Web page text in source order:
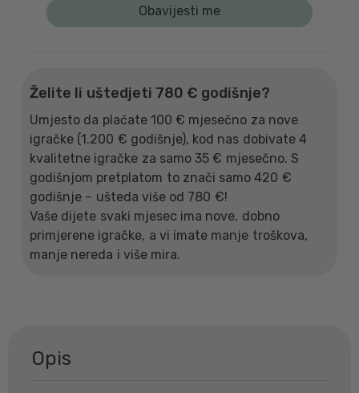
Želite li uštedjeti 780 € godišnje?
Umjesto da plaćate 100 € mjesečno za nove
igračke (1.200 € godišnje), kod nas dobivate 4
kvalitetne igračke za samo 35 € mjesečno. S
godišnjom pretplatom to znači samo 420 €
godišnje – ušteda više od 780 €!
Vaše dijete svaki mjesec ima nove, dobno
primjerene igračke, a vi imate manje troškova,
manje nereda i više mira.
Opis